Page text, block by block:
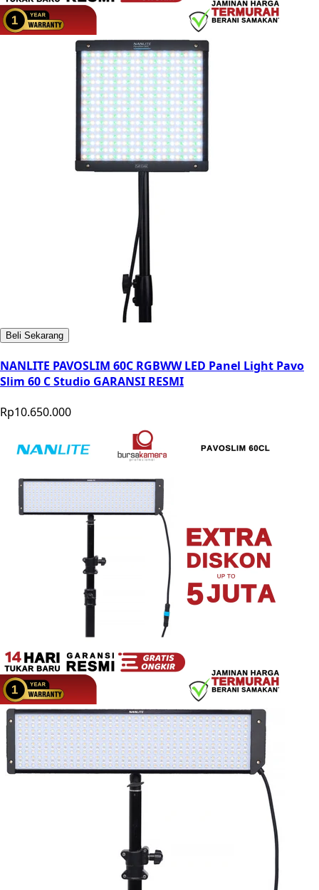
Beli Sekarang
NANLITE PAVOSLIM 60C RGBWW LED Panel Light Pavo
Slim 60 C Studio GARANSI RESMI
Rp10.650.000